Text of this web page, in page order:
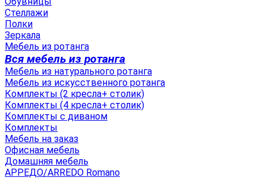
Стеллажи
Полки
Зеркала
Мебель из ротанга
Вся мебель из ротанга
Мебель из натурального ротанга
Мебель из искусственного ротанга
Комплекты (2 кресла+ столик)
Комплекты (4 кресла+ столик)
Комплекты с диваном
Комплекты
Мебель на заказ
Офисная мебель
Домашняя мебель
АРРЕДО/ARREDO Romano